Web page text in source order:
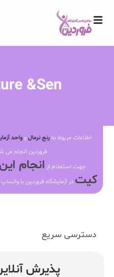
&Sen
اطلاعات مربوط بهرنج نرمالو واحد
فروردین انجام می
جهت استعلام از انجام
کیت در آزمایشگاه فروردین با
دسترسی سریع
پذیرش